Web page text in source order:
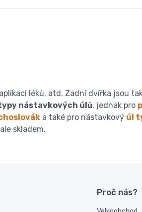
léků, atd. Zadní dvířka jsou
nástavkových úlů, jednak pro
a také pro nástavkový úl
skladem.
Proč nás?